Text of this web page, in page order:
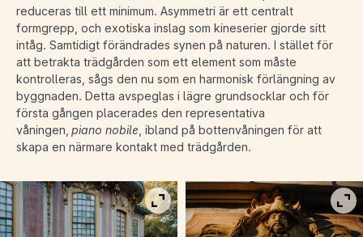
reduceras till ett minimum. Asymmetri är ett centralt
formgrepp, och exotiska inslag som kineserier gjorde sitt
intåg. Samtidigt förändrades synen på naturen. I stället för
att betrakta trädgården som ett element som måste
kontrolleras, sågs den nu som en harmonisk förlängning av
byggnaden. Detta avspeglas i lägre grundsocklar och för
första gången placerades den representativa
våningen, piano nobile , ibland på bottenvåningen för att
skapa en närmare kontakt med trädgården.
Visa bild i fullskärm